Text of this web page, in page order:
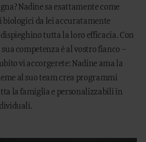
Nadine sa esattamente come
da lei accuratamente
tutta la loro efficacia. Con
competenza è al vostro fianco –
vi accorgerete: Nadine ama la
al suo team crea programmi
la famiglia e personalizzabili in